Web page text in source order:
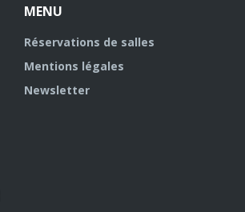
MENU
Réservations de salles
Mentions légales
Newsletter